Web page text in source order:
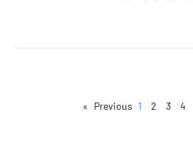
1 2 3 4